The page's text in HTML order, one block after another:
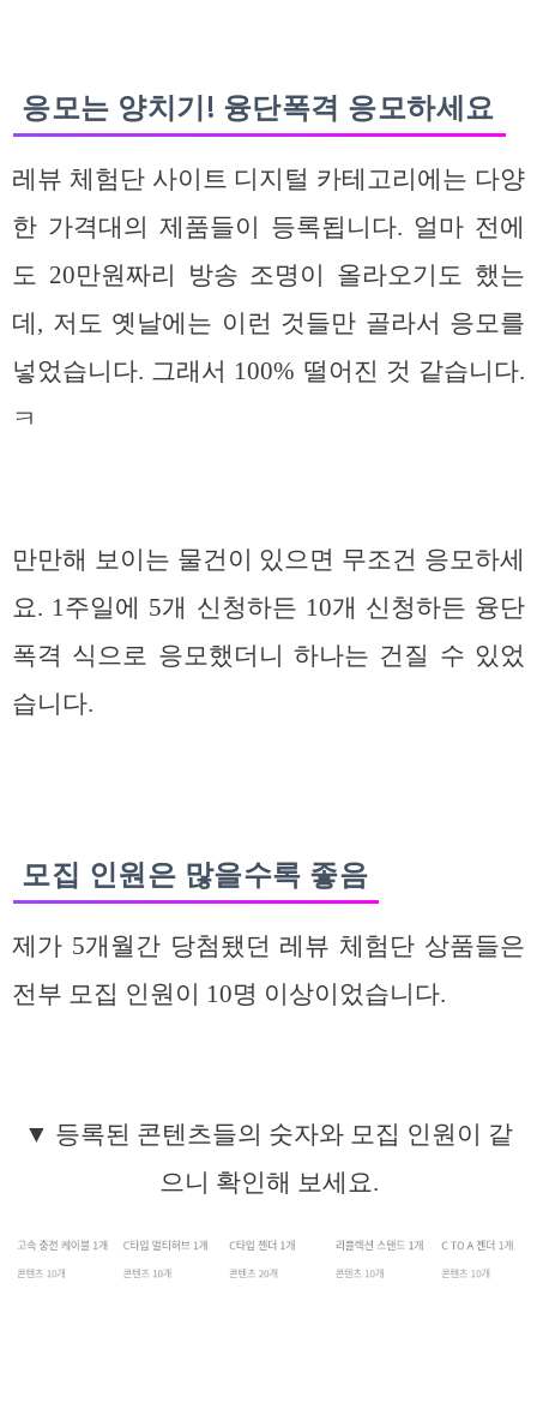
응모는 양치기! 융단폭격 응모하세요
레뷰 체험단 사이트 디지털 카테고리에는 다양
한 가격대의 제품들이 등록됩니다. 얼마 전에
도 20만원짜리 방송 조명이 올라오기도 했는
데, 저도 옛날에는 이런 것들만 골라서 응모를
넣었습니다. 그래서 100% 떨어진 것 같습니다.
ㅋ
만만해 보이는 물건이 있으면 무조건 응모하세
요. 1주일에 5개 신청하든 10개 신청하든 융단
폭격 식으로 응모했더니 하나는 건질 수 있었
습니다.
모집 인원은 많을수록 좋음
제가 5개월간 당첨됐던 레뷰 체험단 상품들은
전부 모집 인원이 10명 이상이었습니다.
▼ 등록된 콘텐츠들의 숫자와 모집 인원이 같
으니 확인해 보세요.